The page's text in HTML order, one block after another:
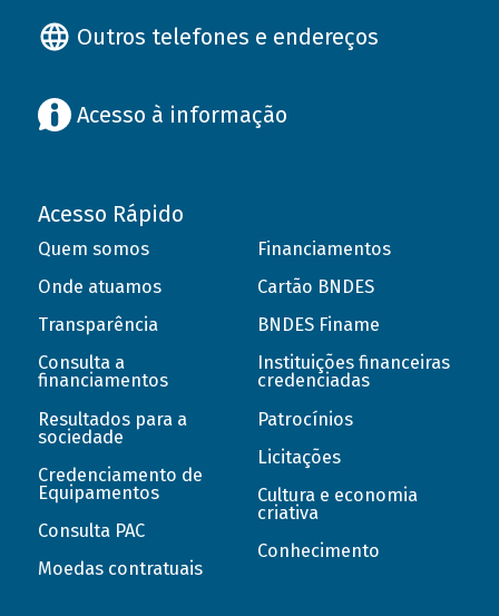
Outros telefones e endereços
Acesso à informação
Acesso Rápido
Quem somos
Onde atuamos
Transparência
Consulta a
financiamentos
Resultados para a
sociedade
Credenciamento de
Equipamentos
Consulta PAC
Moedas contratuais
Financiamentos
Cartão BNDES
BNDES Finame
Instituições financeiras
credenciadas
Patrocínios
Licitações
Cultura e economia
criativa
Conhecimento